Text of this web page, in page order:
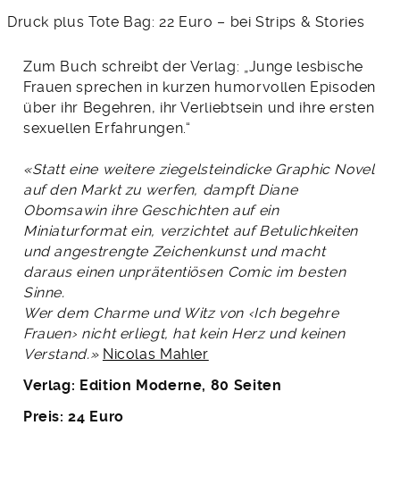
Druck plus Tote Bag: 22 Euro – bei Strips & Stories
Zum Buch schreibt der Verlag: „Junge lesbische
Frauen sprechen in kurzen humorvollen Episoden
über ihr Begehren, ihr Verliebtsein und ihre ersten
sexuellen Erfahrungen.“
«Statt eine weitere ziegelsteindicke Graphic Novel
auf den Markt zu werfen, dampft Diane
Obomsawin ihre Geschichten auf ein
Miniaturformat ein, verzichtet auf Betulichkeiten
und angestrengte Zeichenkunst und macht
daraus einen unprätentiösen Comic im besten
Sinne.
Wer dem Charme und Witz von ‹Ich begehre
Frauen› nicht erliegt, hat kein Herz und keinen
Verstand.» Nicolas Mahler
Verlag: Edition Moderne, 80 Seiten
Preis: 24 Euro